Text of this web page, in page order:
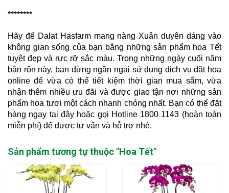
********
Hãy để Dalat Hasfarm mang nàng Xuân duyên dáng vào
không gian sống của bạn bằng những sản phẩm hoa Tết
tuyệt đẹp và rực rỡ sắc màu. Trong những ngày cuối năm
bận rộn này, bạn đừng ngần ngại sử dụng dịch vụ đặt hoa
online để vừa có thể tiết kiệm thời gian mua sắm, vừa
nhận thêm nhiều ưu đãi và được giao tận nơi những sản
phẩm hoa tươi một cách nhanh chóng nhất. Bạn có thể đặt
hàng ngay tại đây hoặc gọi Hotline 1800 1143 (hoàn toàn
miễn phí) để được tư vấn và hỗ trợ nhé.
Sản phẩm tương tự thuộc "Hoa Tết"